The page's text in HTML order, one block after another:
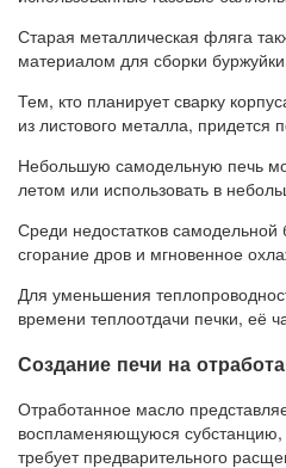
Старая металлическая фляга
материалом для сборки
Тем, кто планирует сварку
из листового металла, придется
Небольшую самодельную печь
летом или использовать в
Среди недостатков
сгорание дров и мгновенное
Для уменьшения
времени теплоотдачи печки, её
Создание печи на
Отработанное масло
воспламеняющуюся субстанцию,
требует предварительного